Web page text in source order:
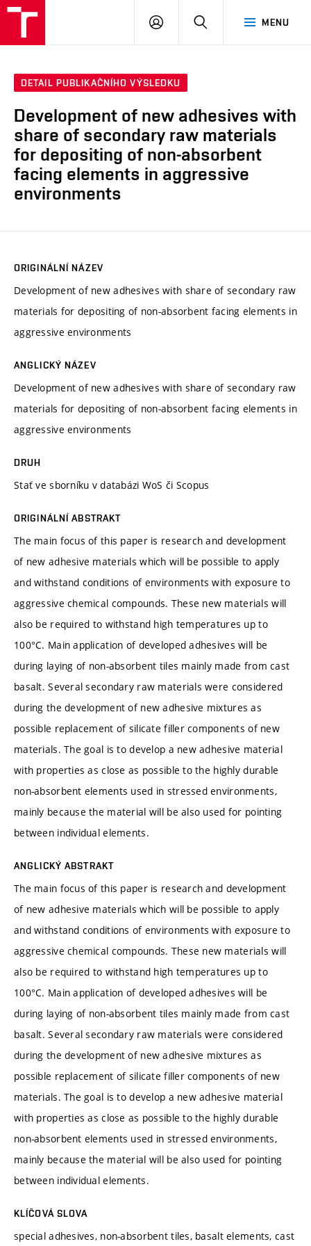
MENU
PŘIHLÁSIT
DETAIL PUBLIKAČNÍHO VÝSLEDKU
Development of new adhesives with
share of secondary raw materials
for depositing of non-absorbent
facing elements in aggressive
environments
ORIGINÁLNÍ NÁZEV
Development of new adhesives with share of secondary raw
materials for depositing of non-absorbent facing elements in
aggressive environments
ANGLICKÝ NÁZEV
Development of new adhesives with share of secondary raw
materials for depositing of non-absorbent facing elements in
aggressive environments
DRUH
Stať ve sborníku v databázi WoS či Scopus
ORIGINÁLNÍ ABSTRAKT
The main focus of this paper is research and development
of new adhesive materials which will be possible to apply
and withstand conditions of environments with exposure to
aggressive chemical compounds. These new materials will
also be required to withstand high temperatures up to
100°C. Main application of developed adhesives will be
during laying of non-absorbent tiles mainly made from cast
basalt. Several secondary raw materials were considered
during the development of new adhesive mixtures as
possible replacement of silicate filler components of new
materials. The goal is to develop a new adhesive material
with properties as close as possible to the highly durable
non-absorbent elements used in stressed environments,
mainly because the material will be also used for pointing
between individual elements.
ANGLICKÝ ABSTRAKT
The main focus of this paper is research and development
of new adhesive materials which will be possible to apply
and withstand conditions of environments with exposure to
aggressive chemical compounds. These new materials will
also be required to withstand high temperatures up to
100°C. Main application of developed adhesives will be
during laying of non-absorbent tiles mainly made from cast
basalt. Several secondary raw materials were considered
during the development of new adhesive mixtures as
possible replacement of silicate filler components of new
materials. The goal is to develop a new adhesive material
with properties as close as possible to the highly durable
non-absorbent elements used in stressed environments,
mainly because the material will be also used for pointing
between individual elements.
KLÍČOVÁ SLOVA
special adhesives, non-absorbent tiles, basalt elements, cast